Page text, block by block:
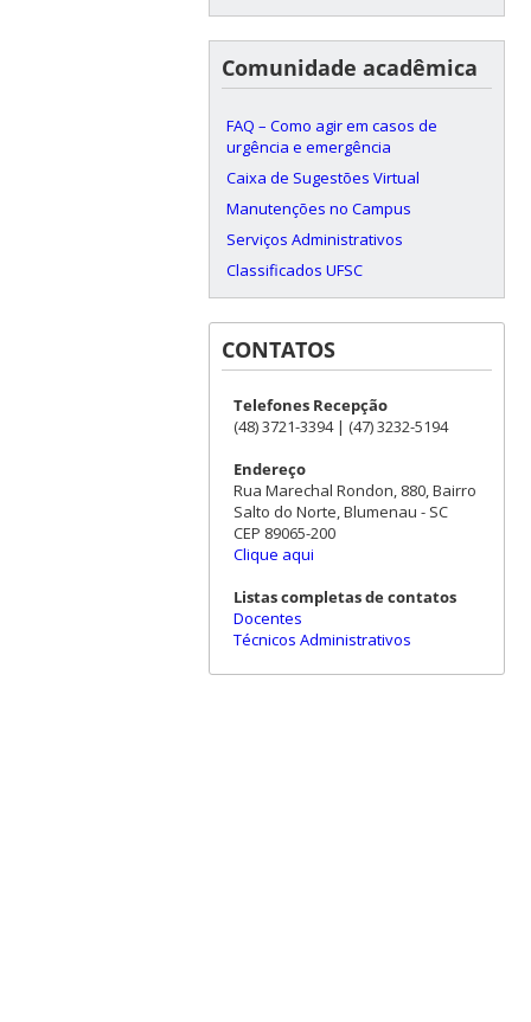
Comunidade acadêmica
FAQ – Como agir em casos de
urgência e emergência
Caixa de Sugestões Virtual
Manutenções no Campus
Serviços Administrativos
Classificados UFSC
CONTATOS
Telefones Recepção
(48) 3721-3394 | (47) 3232-5194
Endereço
Rua Marechal Rondon, 880, Bairro
Salto do Norte, Blumenau - SC
CEP 89065-200
Clique aqui
Listas completas de contatos
Docentes
Técnicos Administrativos